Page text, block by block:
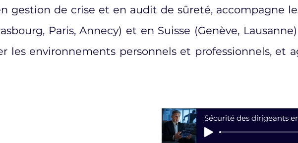
gestion de crise et en audit de sûreté, accompagne
Paris, Annecy) et en Suisse (Genève,
les environnements personnels et professionnels, et